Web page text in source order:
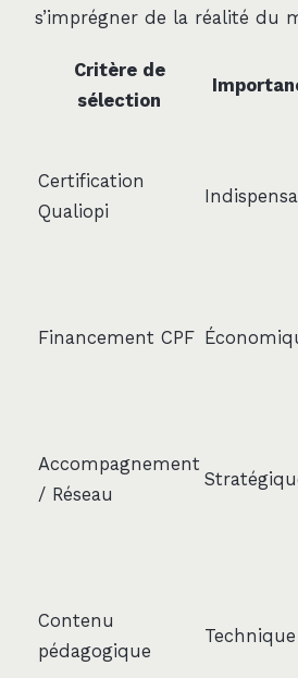
s’imprégner de la réalité du
Critère de
sélection
Certification
Qualiopi
Financement CPF
Accompagnement
/ Réseau
Contenu
pédagogique
Technique